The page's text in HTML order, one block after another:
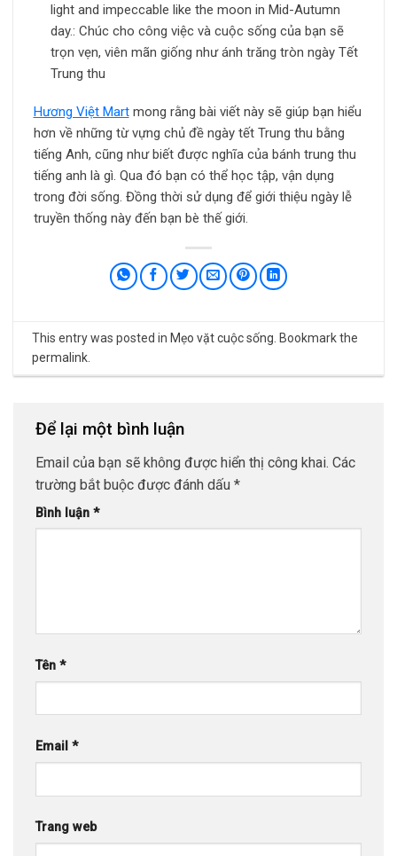
light and impeccable like the moon in Mid-Autumn
day.: Chúc cho công việc và cuộc sống của bạn sẽ
trọn vẹn, viên mãn giống như ánh trăng tròn ngày Tết
Trung thu
Hương Việt Martmong rằng bài viết này sẽ giúp bạn hiểu
hơn về những từ vựng chủ đề ngày tết Trung thu bằng
tiếng Anh, cũng như biết được nghĩa của bánh trung thu
tiếng anh là gì. Qua đó bạn có thể học tập, vận dụng
trong đời sống. Đồng thời sử dụng để giới thiệu ngày lễ
truyền thống này đến bạn bè thế giới.
This entry was posted in Mẹo vặt cuộc sống . Bookmark the
permalink
Để lại một bình luận
Email của bạn sẽ không được hiển thị công khai. Các
trường bắt buộc được đánh dấu *
Bình luận *
Tên *
Email *
Trang web